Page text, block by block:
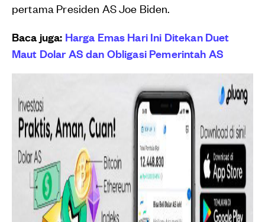
pertama Presiden AS Joe Biden.
Baca juga: Harga Emas Hari Ini Ditekan Duet
Maut Dolar AS dan Obligasi Pemerintah AS